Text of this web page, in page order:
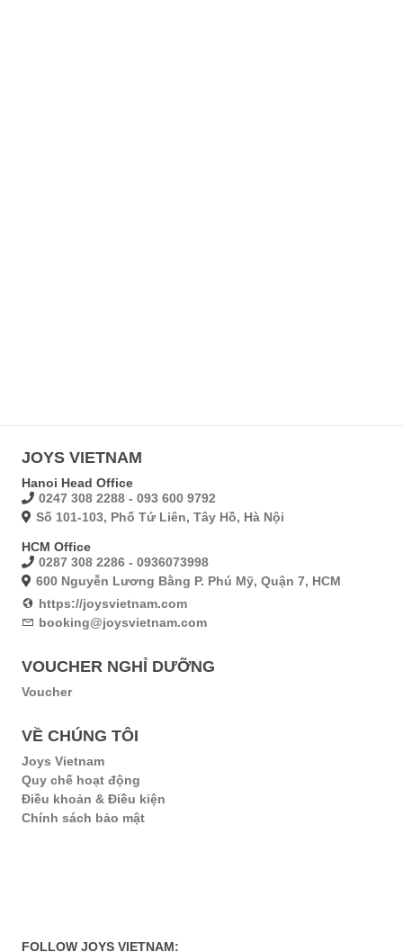
JOYS VIETNAM
Hanoi Head Office
0247 308 2288 - 093 600 9792
Số 101-103, Phố Tứ Liên, Tây Hồ, Hà Nội
HCM Office
0287 308 2286 - 0936073998
600 Nguyễn Lương Bằng P. Phú Mỹ, Quận 7, HCM
https://joysvietnam.com
booking@joysvietnam.com
VOUCHER NGHỈ DƯỠNG
Voucher
VỀ CHÚNG TÔI
Joys Vietnam
Quy chế hoạt động
Điều khoản & Điều kiện
Chính sách bảo mật
FOLLOW JOYS VIETNAM: